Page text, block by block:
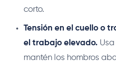
corto.
Tensión en el cuello o
el trabajo elevado.
mantén los hombros